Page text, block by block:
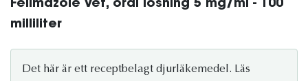
Felimazole Vet, oral lösning 5 mg/ml - 100
milliliter
Det här är ett receptbelagt djurläkemedel. Läs